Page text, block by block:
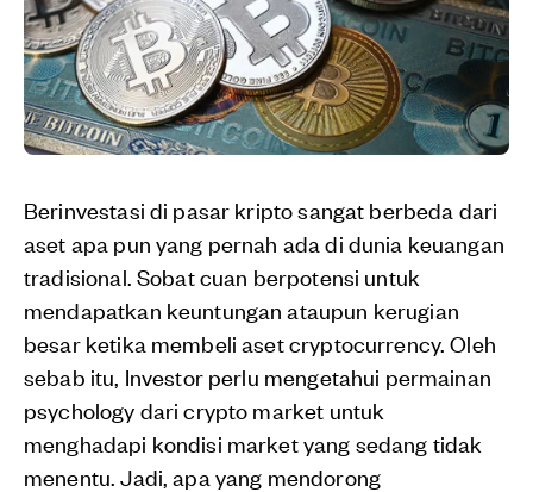
Berinvestasi di pasar kripto sangat berbeda dari
aset apa pun yang pernah ada di dunia keuangan
tradisional. Sobat cuan berpotensi untuk
mendapatkan keuntungan ataupun kerugian
besar ketika membeli aset cryptocurrency. Oleh
sebab itu, Investor perlu mengetahui permainan
psychology dari crypto market untuk
menghadapi kondisi market yang sedang tidak
menentu. Jadi, apa yang mendorong